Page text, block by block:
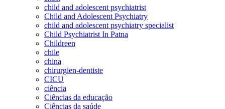
child and adolescent psychiatrist
Child and Adolescent Psychiatry
child and adolescent psychiatry specialist
Child Psychiatrist In Patna
Childreen
chile
china
chirurgien-dentiste
CICU
ciência
Ciências da educação
Ciências da saúde